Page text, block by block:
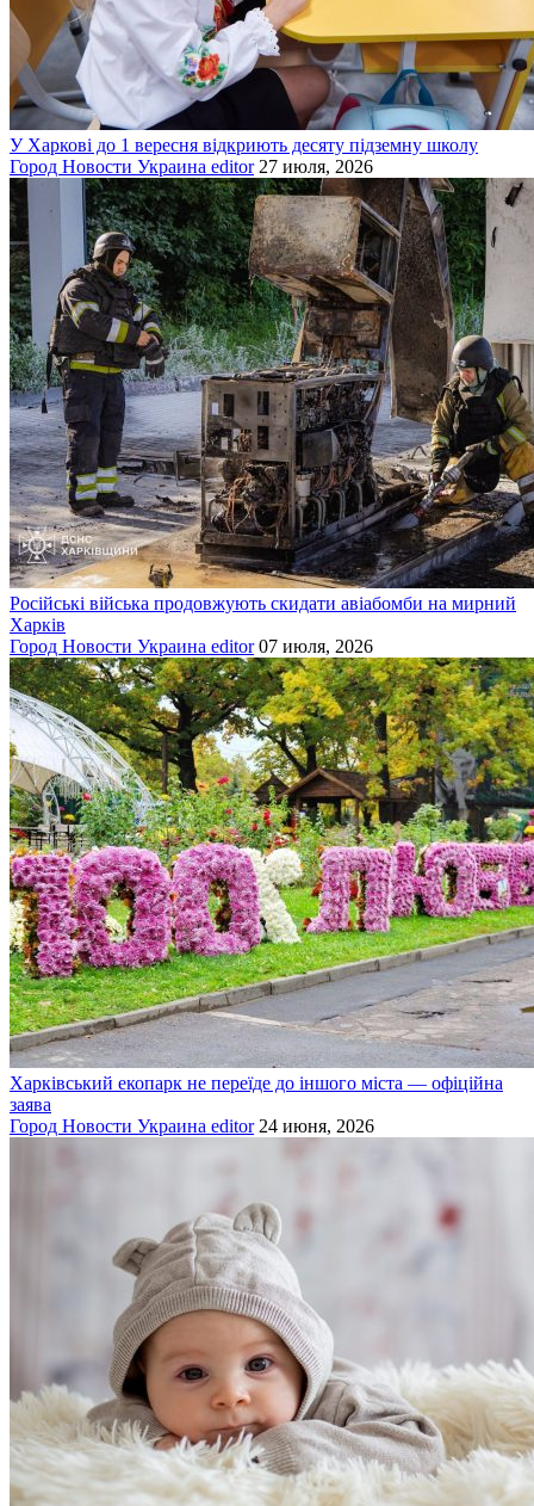
У Харкові до 1 вересня відкриють десяту підземну школу
Город Новости Украина editor 27 июля, 2026
Російські війська продовжують скидати авіабомби на мирний
Харків
Город Новости Украина editor 07 июля, 2026
Харківський екопарк не переїде до іншого міста — офіційна
заява
Город Новости Украина editor 24 июня, 2026